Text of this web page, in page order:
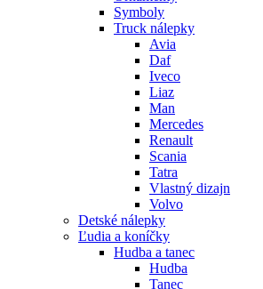
Symboly
Truck nálepky
Avia
Daf
Iveco
Liaz
Man
Mercedes
Renault
Scania
Tatra
Vlastný dizajn
Volvo
Detské nálepky
Ľudia a koníčky
Hudba a tanec
Hudba
Tanec